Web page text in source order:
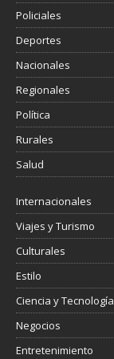
Policiales
Deportes
Nacionales
Regionales
Política
Rurales
Salud
Internacionales
Viajes y Turismo
Culturales
Estilo
Ciencia y Tecnología
Negocios
Entretenimiento